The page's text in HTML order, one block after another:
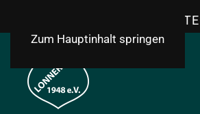
Zum Hauptinhalt springen
TSV LONNERSTADT -